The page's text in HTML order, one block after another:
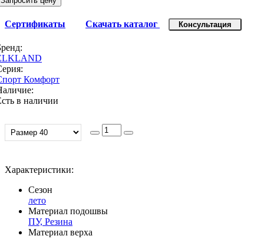
Сертификаты Скачать каталог Консультация
Комфорт
в наличии
Характеристики:
Сезон
лето
Материал подошвы
ПУ, Резина
Материал верха